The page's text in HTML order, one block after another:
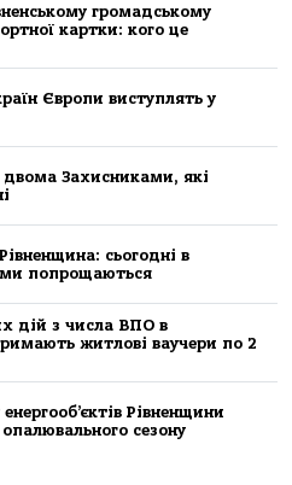
громадському
картки: кого це
Європи виступлять у
двома Захисниками, які
сьогодні в
попрощаються
дій з числа ВПО в
житлові ваучери по 2
Рівненщини
сезону